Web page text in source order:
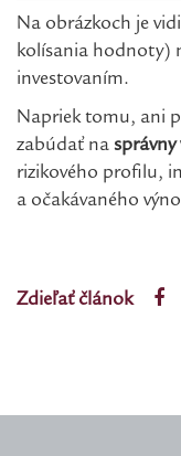
Na obrázkoch je
kolísania hodnoty)
investovaním.
Napriek tomu, ani
zabúdať na
rizikového profilu,
a očakávaného
Zdieľať článok